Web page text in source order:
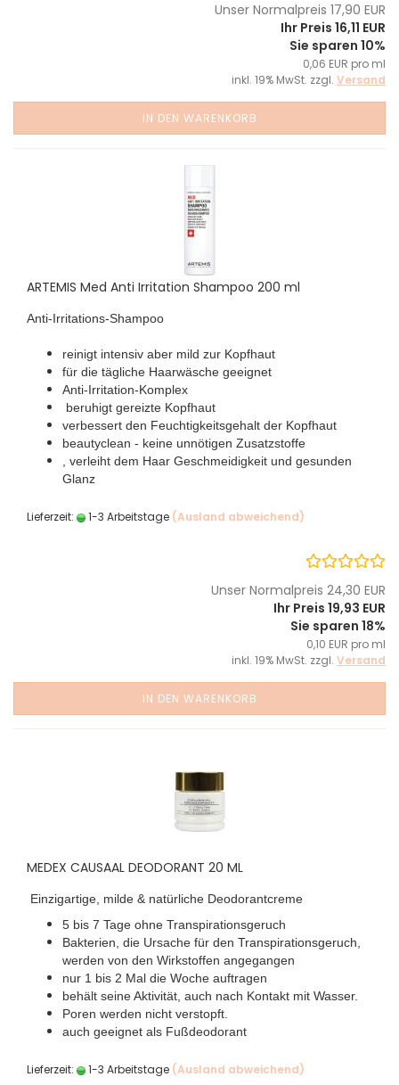
Unser Normalpreis 17,90 EUR
Ihr Preis 16,11 EUR
Sie sparen 10%
0,06 EUR pro ml
inkl. 19% MwSt. zzgl. Versand
IN DEN WARENKORB
ARTEMIS Med Anti Irritation Shampoo 200 ml
Anti-Irritations-Shampoo
reinigt intensiv aber mild zur Kopfhaut
für die tägliche Haarwäsche geeignet
Anti-Irritation-Komplex
beruhigt gereizte Kopfhaut
verbessert den Feuchtigkeitsgehalt der Kopfhaut
beautyclean - keine unnötigen Zusatzstoffe
, verleiht dem Haar Geschmeidigkeit und gesunden
Glanz
Lieferzeit: 1-3 Arbeitstage (Ausland abweichend)
Unser Normalpreis 24,30 EUR
Ihr Preis 19,93 EUR
Sie sparen 18%
0,10 EUR pro ml
inkl. 19% MwSt. zzgl. Versand
IN DEN WARENKORB
MEDEX CAUSAAL DEODORANT 20 ML
Einzigartige, milde & natürliche Deodorantcreme
5 bis 7 Tage ohne Transpirationsgeruch
Bakterien, die Ursache für den Transpirationsgeruch,
werden von den Wirkstoffen angegangen
nur 1 bis 2 Mal die Woche auftragen
behält seine Aktivität, auch nach Kontakt mit Wasser.
Poren werden nicht verstopft.
auch geeignet als Fußdeodorant
Lieferzeit: 1-3 Arbeitstage (Ausland abweichend)